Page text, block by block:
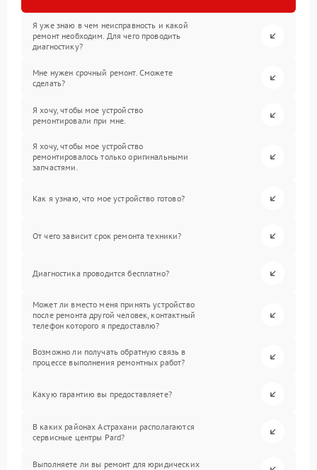
Я уже знаю в чем неисправность и какой
ремонт необходим. Для чего проводить
диагностику?
Мне нужен срочный ремонт. Сможете
сделать?
Я хочу, чтобы мое устройство
ремонтировали при мне.
Я хочу, чтобы мое устройство
ремонтировалось только оригинальными
запчастями.
Как я узнаю, что мое устройство готово?
От чего зависит срок ремонта техники?
Диагностика проводится бесплатно?
Может ли вместо меня принять устройство
после ремонта другой человек, контактный
телефон которого я предоставлю?
Возможно ли получать обратную связь в
процессе выполнения ремонтных работ?
Какую гарантию вы предоставляете?
В каких районах Астрахани располагаются
сервисные центры Pard?
Выполняете ли вы ремонт для юридических